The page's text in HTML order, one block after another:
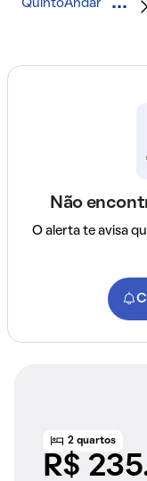
QuintoAndar
Não
O alerta te avisa
2 quartos
R$